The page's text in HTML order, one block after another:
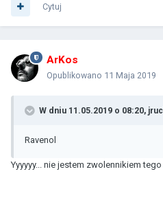
Cytuj
ArKos
Opublikowano 11 Maja 2019
W dniu 11.05.2019 o 08:20,
Ravenol
Yyyyyy... nie jestem zwolennikiem